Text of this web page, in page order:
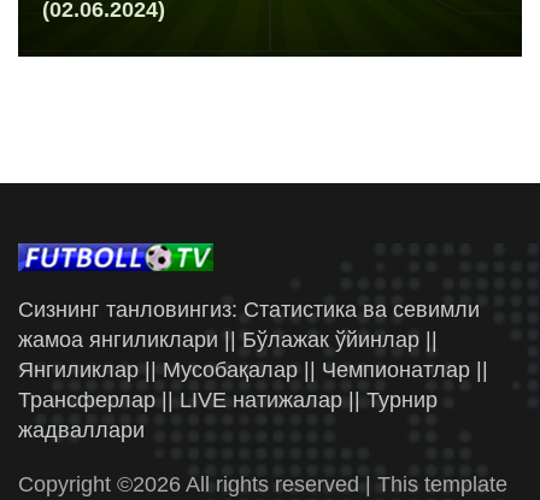
(02.06.2024)
Сизнинг танловингиз: Статистика ва севимли
жамоа янгиликлари || Бўлажак ўйинлар ||
Янгиликлар || Мусобақалар || Чемпионатлар ||
Трансферлар || LIVE натижалар || Турнир
жадваллари
Copyright ©2026 All rights reserved | This template